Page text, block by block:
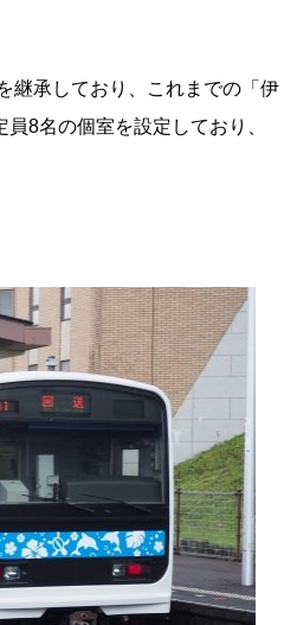
継承しており、これまでの「伊
8名の個室を設定しており、